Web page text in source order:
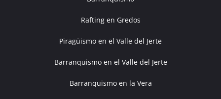
Rafting en Gredos
Piragüismo en el Valle del Jerte
Barranquismo en el Valle del Jerte
Barranquismo en la Vera